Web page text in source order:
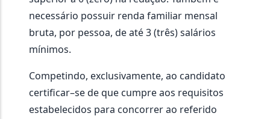
necessário possuir renda familiar mensal
bruta, por pessoa, de até 3 (três) salários
mínimos.
Competindo, exclusivamente, ao candidato
certificar–se de que cumpre aos requisitos
estabelecidos para concorrer ao referido